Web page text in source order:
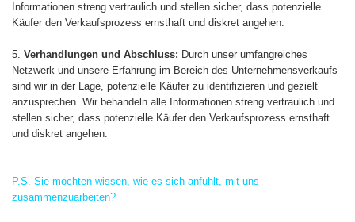
Informationen streng vertraulich und stellen sicher, dass potenzielle
Käufer den Verkaufsprozess ernsthaft und diskret angehen.
5. Verhandlungen und Abschluss: Durch unser umfangreiches
Netzwerk und unsere Erfahrung im Bereich des Unternehmensverkaufs
sind wir in der Lage, potenzielle Käufer zu identifizieren und gezielt
anzusprechen. Wir behandeln alle Informationen streng vertraulich und
stellen sicher, dass potenzielle Käufer den Verkaufsprozess ernsthaft
und diskret angehen.
P.S. Sie möchten wissen, wie es sich anfühlt, mit uns
zusammenzuarbeiten?